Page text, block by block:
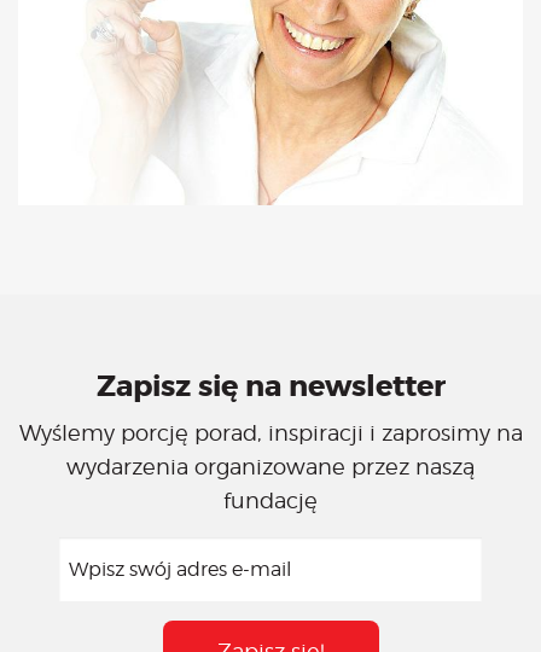
Zapisz się na newsletter
Wyślemy porcję porad, inspiracji i zaprosimy na
wydarzenia organizowane przez naszą
fundację